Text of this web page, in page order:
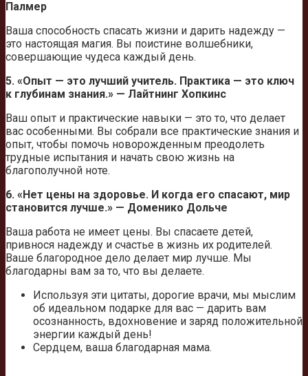
Палмер
Ваша способность спасать жизни и дарить надежду —
это настоящая магия. Вы поистине волшебники,
совершающие чудеса каждый день.
5. «Опыт — это лучший учитель. Практика — это ключ
к глубинам знания.» — Лайтнинг Хопкинс
Ваш опыт и практические навыки — это то, что делает
вас особенными. Вы собрали все практические знания и
опыт, чтобы помочь новорожденным преодолеть
трудные испытания и начать свою жизнь на
благополучной ноте.
6. «Нет цены на здоровье. И когда его спасают, мир
становится лучше.» — Доменико Дольче
Ваша работа не имеет цены. Вы спасаете детей,
привнося надежду и счастье в жизнь их родителей.
Ваше благородное дело делает мир лучше. Мы
благодарны вам за то, что вы делаете.
Используя эти цитаты, дорогие врачи, мы мыслим
об идеальном подарке для вас — дарить вам
осознанность, вдохновение и заряд положительной
энергии каждый день!
Сердцем, ваша благодарная мама.